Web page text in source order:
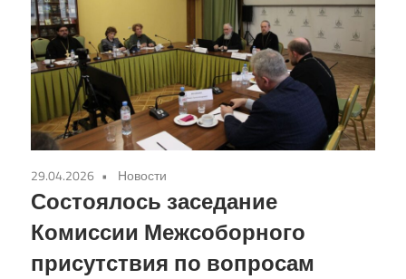
29.04.2026 Новости
Состоялось заседание
Комиссии Межсоборного
присутствия по вопросам